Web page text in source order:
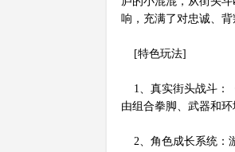
响，充满了对忠诚、背
[特色玩法]
1、真实街头战斗：
由组合拳脚、武器和
2、角色成长系统：